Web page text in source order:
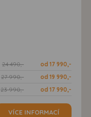
24 490,-
od 17 990,-
27 990,-
od 19 990,-
23 990,- od 17 990,-
VÍCE INFORMACÍ